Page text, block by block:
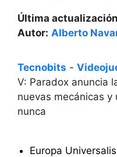
Última
Autor: Alberto
Tecnobits -
V: Paradox anuncia
nuevas mecánicas y
nunca
Europa